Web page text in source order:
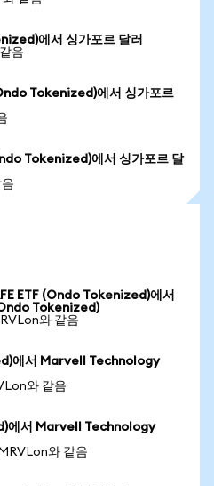
에서 싱가포르 달러
음
Tokenized)에서 싱가포르
Tokenized)에서 싱가포르 달
ETF (Ondo Tokenized)에서
Tokenized)
와 같음
에서 Marvell Technology
와 같음
에서 Marvell Technology
와 같음